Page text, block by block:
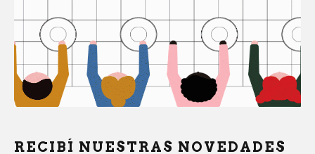
RECIBÍ NUESTRAS NOVEDADES